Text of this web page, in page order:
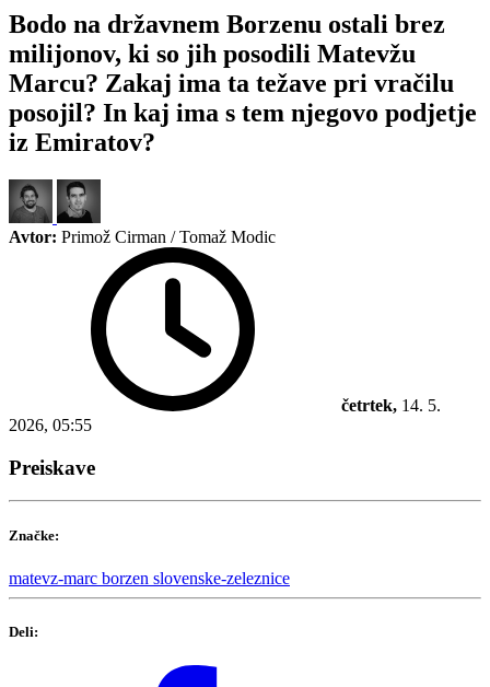
Bodo na državnem Borzenu ostali brez
milijonov, ki so jih posodili Matevžu
Marcu? Zakaj ima ta težave pri vračilu
posojil? In kaj ima s tem njegovo podjetje
iz Emiratov?
Avtor: Primož Cirman / Tomaž Modic
četrtek, 14. 5.
2026, 05:55
Preiskave
Značke:
matevz-marc borzen slovenske-zeleznice
Deli: